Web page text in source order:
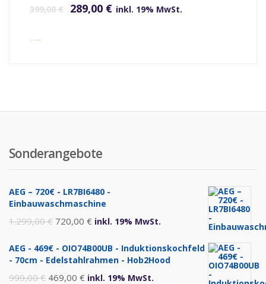
399,00€ 289,00 € inkl. 19% MwSt.
inkl. Versandkosten
Sonderangebote
AEG – 720€ - LR7BI6480 -
Einbauwaschmaschine
1.299,00€ Ursprünglicher
war:
720,00 €Aktueller
ist:
inkl. 19% MwSt.
AEG - 469€ - OIO74B00UB - Induktionskochfeld
- 70cm - Edelstahlrahmen - Hob2Hood
999,00€ Ursprünglicher
469,00 €Aktueller
inkl. 19% MwSt.